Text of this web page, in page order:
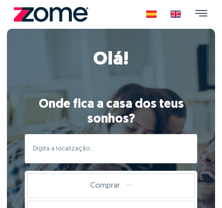
Olá!
Onde fica a casa dos teus
sonhos?
Comprar